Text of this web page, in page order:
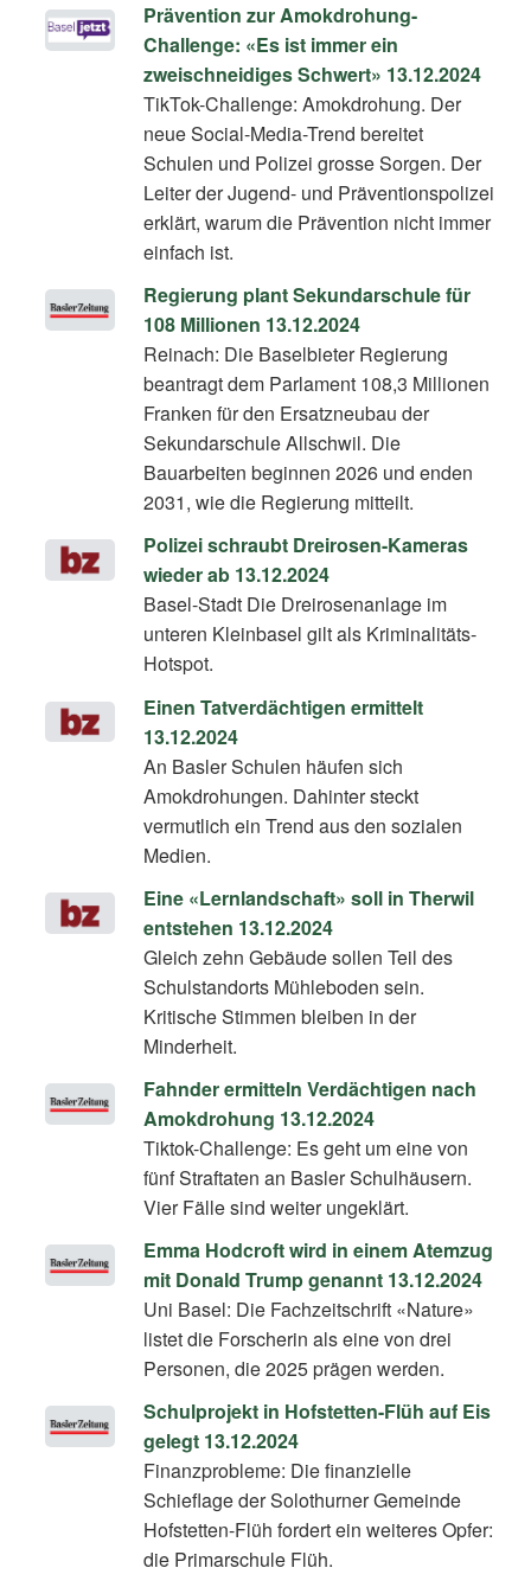
Prävention zur Amokdrohung-
Challenge: «Es ist immer ein
zweischneidiges Schwert» 13.12.2024
TikTok-Challenge: Amokdrohung. Der
neue Social-Media-Trend bereitet
Schulen und Polizei grosse Sorgen. Der
Leiter der Jugend- und Präventionspolizei
erklärt, warum die Prävention nicht immer
einfach ist.
Regierung plant Sekundarschule für
108 Millionen 13.12.2024
Reinach: Die Baselbieter Regierung
beantragt dem Parlament 108,3 Millionen
Franken für den Ersatzneubau der
Sekundarschule Allschwil. Die
Bauarbeiten beginnen 2026 und enden
2031, wie die Regierung mitteilt.
Polizei schraubt Dreirosen-Kameras
wieder ab 13.12.2024
Basel-Stadt Die Dreirosen­anlage im
unteren Kleinbasel gilt als Kriminalitäts-
Hotspot.
Einen Tatverdächtigen ermittelt
13.12.2024
An Basler Schulen häufen sich
Amokdrohungen. Dahinter steckt
vermutlich ein Trend aus den sozialen
Medien.
Eine «Lernlandschaft» soll in Therwil
entstehen 13.12.2024
Gleich zehn Gebäude sollen Teil des
Schulstandorts Mühleboden sein.
Kritische Stimmen bleiben in der
Minderheit.
Fahnder ermitteln Verdächtigen nach
Amokdrohung 13.12.2024
Tiktok-Challenge: Es geht um eine von
fünf Straftaten an Basler Schulhäusern.
Vier Fälle sind weiter ungeklärt.
Emma Hodcroft wird in einem Atemzug
mit Donald Trump genannt 13.12.2024
Uni Basel: Die Fachzeitschrift «Nature»
listet die Forscherin als eine von drei
Personen, die 2025 prägen werden.
Schulprojekt in Hofstetten-Flüh auf Eis
gelegt 13.12.2024
Finanzprobleme: Die finanzielle
Schieflage der Solothurner Gemeinde
Hofstetten-Flüh fordert ein weiteres Opfer:
die Primarschule Flüh.